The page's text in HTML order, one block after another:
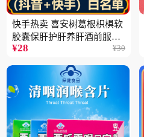
快手热卖 喜安树葛根枳椇软
胶囊保肝护肝养肝酒前服用
保健品批发2瓶
¥28 ¥30